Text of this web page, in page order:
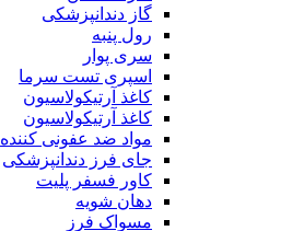
گاز دندانپزشکی
رول پنبه
سری پوار
اسپری تست سرما
کاغذ آرتیکولاسیون
کاغذ آرتیکولاسیون
مواد ضد عفونی کننده
جای فرز دندانپزشکی
کاور فسفر پلیت
دهان شویه
مسواک فرز